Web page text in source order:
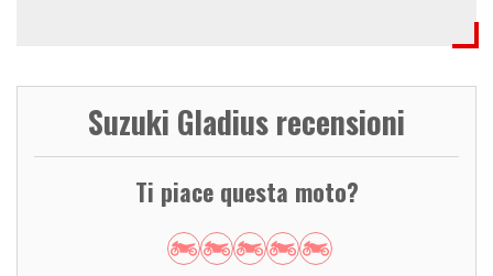
Suzuki Gladius recensioni
Ti piace questa moto?